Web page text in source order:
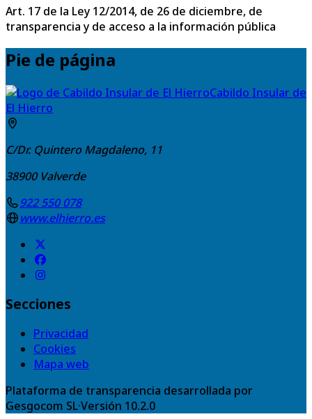
Art. 17 de la Ley 12/2014, de 26 de diciembre, de
transparencia y de acceso a la información pública
Pie de página
Cabildo Insular de
El Hierro
C/Dr. Quintero Magdaleno, 11
38900 Valverde
922 550 078
www.elhierro.es
Secciones
Privacidad
Cookies
Mapa web
Plataforma de transparencia desarrollada por
Gesgocom SL·Versión 10.2.0